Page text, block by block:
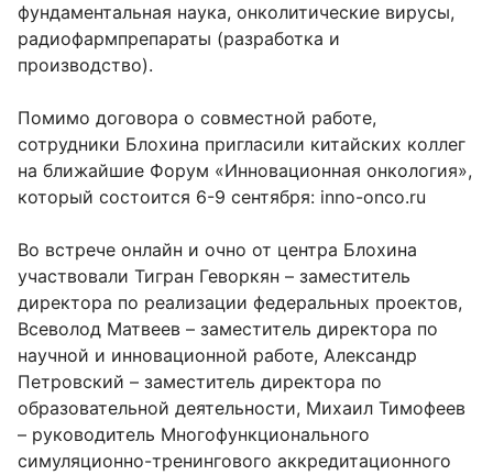
фундаментальная наука, онколитические вирусы,
радиофармпрепараты (разработка и
производство).
Помимо договора о совместной работе,
сотрудники Блохина пригласили китайских коллег
на ближайшие Форум «Инновационная онкология»,
который состоится 6-9 сентября: inno-onco.ru
Во встрече онлайн и очно от центра Блохина
участвовали Тигран Геворкян – заместитель
директора по реализации федеральных проектов,
Всеволод Матвеев – заместитель директора по
научной и инновационной работе, Александр
Петровский – заместитель директора по
образовательной деятельности, Михаил Тимофеев
– руководитель Многофункционального
симуляционно-тренингового аккредитационного